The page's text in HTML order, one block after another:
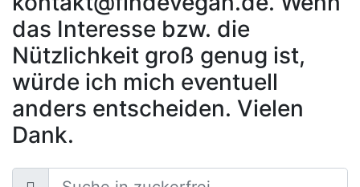
das Interesse bzw. die
Nützlichkeit groß genug ist,
würde ich mich eventuell
anders entscheiden. Vielen
Dank.